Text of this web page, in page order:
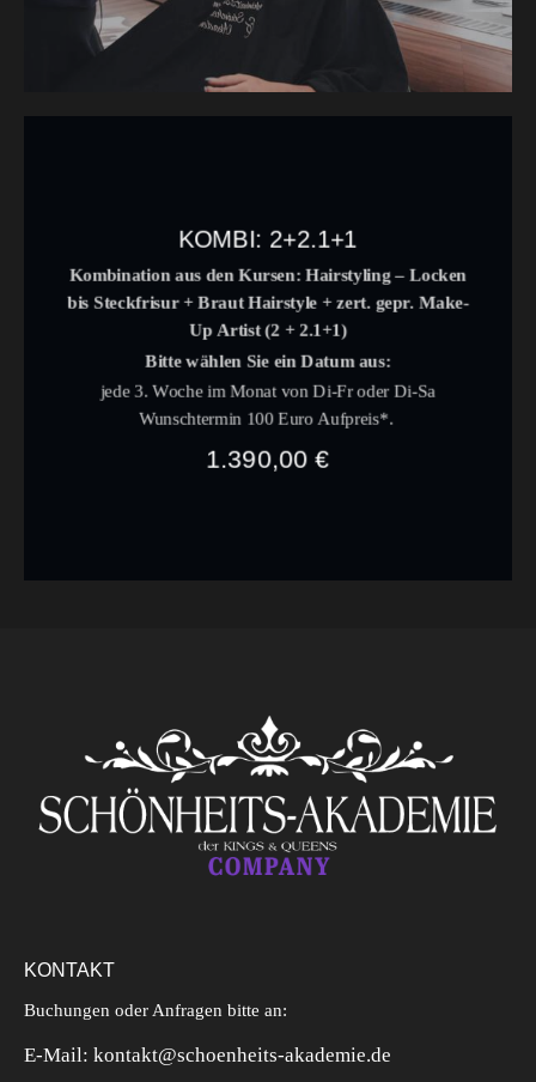
KOMBI: 2+2.1+1
Kombination aus den Kursen: Hairstyling – Locken
bis Steckfrisur + Braut Hairstyle +zert. gepr. Make-
Up Artist(2 + 2.1+1)
Bitte wählen Sie ein Datum aus:
jede 3. Woche im Monat von Di-Fr oderDi-Sa
Wunschtermin 100 Euro Aufpreis*.
1.390,00€
KONTAKT
Buchungen oder Anfragen bitte an:
E-Mail: kontakt@schoenheits-akademie.de